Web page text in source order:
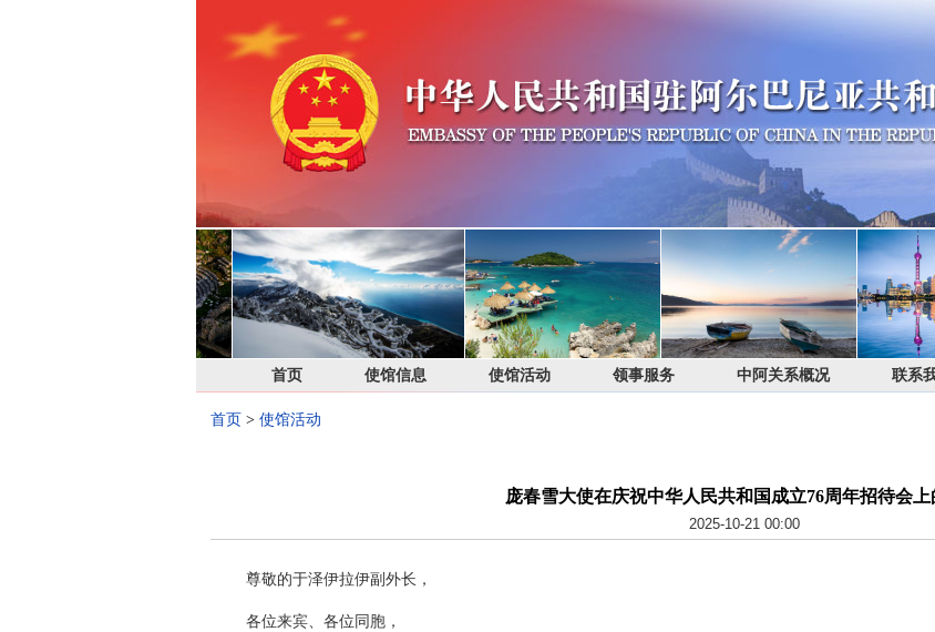
首页 使馆信息 使馆活动 领事服务 中阿关系概况 联系
首页 > 使馆活动
庞春雪大使在庆祝中华人民共和国成立76周年招待会
2025-10-21 00:00
尊敬的于泽伊拉伊副外长，
各位来宾、各位同胞，